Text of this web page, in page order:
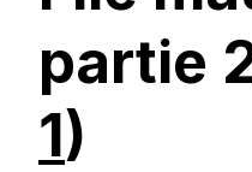
partie
1)